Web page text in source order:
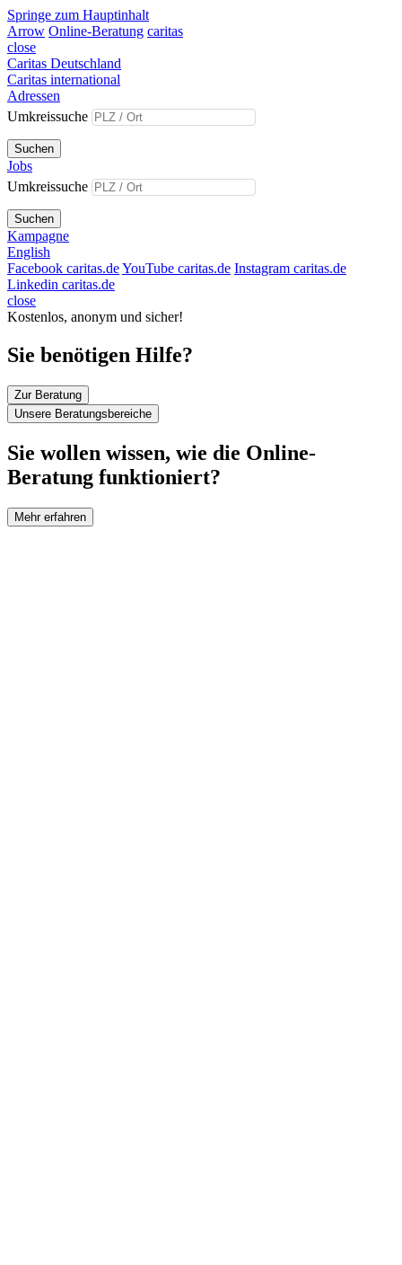
Springe zum Hauptinhalt
Arrow Online-Beratung caritas
close
Caritas Deutschland
Caritas international
Adressen
Umkreissuche
Suchen
Jobs
Umkreissuche
Suchen
Kampagne
English
Facebook caritas.deYouTube caritas.de Instagram caritas.de
Linkedin caritas.de
close
Kostenlos, anonym und sicher!
Sie benötigen Hilfe?
Zur Beratung
Unsere Beratungsbereiche
Sie wollen wissen, wie die Online-
Beratung funktioniert?
Mehr erfahren